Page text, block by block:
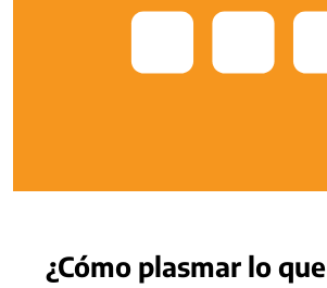
¿Cómo plasmar lo que